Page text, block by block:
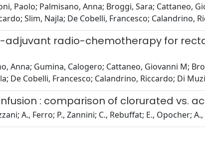
Paolo; Palmisano, Anna; Broggi, Sara; Cattaneo,
Slim, Najla; De Cobelli, Francesco; Calandrino,
radio-chemotherapy for
Anna; Gumina, Calogero; Cattaneo, Giovanni M;
De Cobelli, Francesco; Calandrino, Riccardo; Di
: comparison of clorurated vs.
A., Ferro; P., Zannini; C., Rebuffat; E., Opocher;